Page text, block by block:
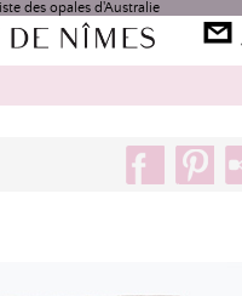
des opales d'Australie